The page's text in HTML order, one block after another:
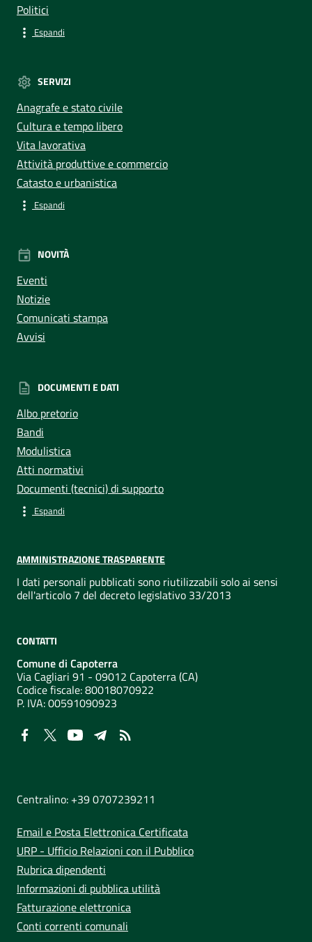
Politici
Espandi
SERVIZI
Anagrafe e stato civile
Cultura e tempo libero
Vita lavorativa
Attività produttive e commercio
Catasto e urbanistica
Espandi
NOVITÀ
Eventi
Notizie
Comunicati stampa
Avvisi
DOCUMENTI E DATI
Albo pretorio
Bandi
Modulistica
Atti normativi
Documenti (tecnici) di supporto
Espandi
AMMINISTRAZIONE TRASPARENTE
I dati personali pubblicati sono riutilizzabili solo ai sensi
dell'articolo 7 del decreto legislativo 33/2013
CONTATTI
Comune di Capoterra
Via Cagliari 91 - 09012 Capoterra (CA)
Codice fiscale: 80018070922
P. IVA:00591090923
Centralino: +39 0707239211
Email e Posta Elettronica Certificata
URP - Ufficio Relazioni con il Pubblico
Rubrica dipendenti
Informazioni di pubblica utilità
Fatturazione elettronica
Conti correnti comunali